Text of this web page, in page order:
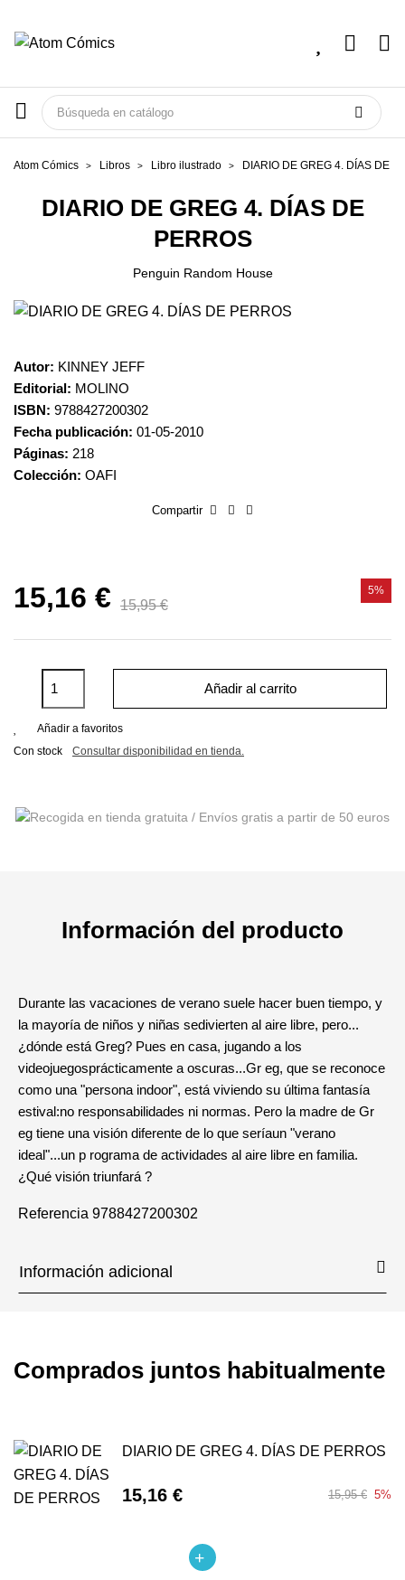
Atom Cómics Libros Libro ilustrado DIARIO DE GREG 4. DÍAS DE
DIARIO DE GREG 4. DÍAS DE
PERROS
Penguin Random House
Autor: KINNEY JEFF
Editorial: MOLINO
ISBN: 9788427200302
Fecha publicación: 01-05-2010
Páginas: 218
Colección: OAFI
Compartir
15,16 € 15,95 €
5%
Añadir al carrito
Añadir a favoritos
Con stock
Consultar disponibilidad en tienda.
Información del producto
Durante las vacaciones de verano suele hacer buen tiempo, y
la mayoría de niños y niñas sedivierten al aire libre, pero...
¿dónde está Greg? Pues en casa, jugando a los
videojuegosprácticamente a oscuras...Gr eg, que se reconoce
como una "persona indoor", está viviendo su última fantasía
estival:no responsabilidades ni normas. Pero la madre de Gr
eg tiene una visión diferente de lo que seríaun "verano
ideal"...un p rograma de actividades al aire libre en familia.
¿Qué visión triunfará ?
Referencia 9788427200302
Información adicional
Comprados juntos habitualmente
DIARIO DE GREG 4. DÍAS DE PERROS
15,16 € 15,95 € 5%